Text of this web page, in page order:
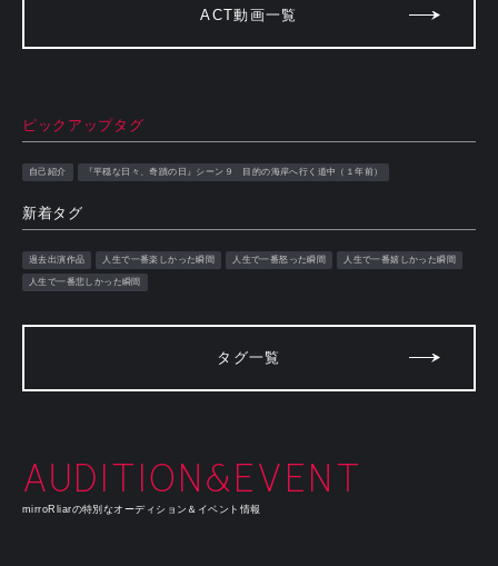
ACT動画一覧
ピックアップタグ
自己紹介 『平穏な日々、奇蹟の日』シーン９ 目的の海岸へ行く道中（１年前）
新着タグ
過去出演作品 人生で一番楽しかった瞬間 人生で一番怒った瞬間 人生で一番嬉しかった瞬間
人生で一番悲しかった瞬間
タグ一覧
AUDITION&EVENT
mirroRliarの特別なオーディション＆イベント情報